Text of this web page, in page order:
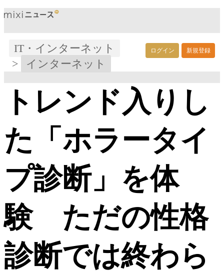
ログイン 新規登録
IT・インターネット
>
インターネット
トレンド入りし
た「ホラータイ
プ診断」を体
験 ただの性格
診断では終わら